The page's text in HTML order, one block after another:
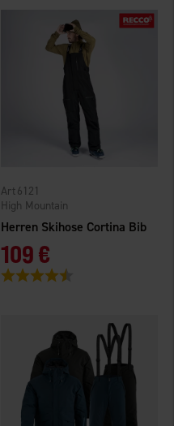
Herren Skihose Cortina Bib
High Mountain
6121
109 €
Bewertung: